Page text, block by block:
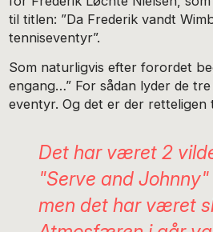
til titlen: ”Da Frederik vandt
tenniseventyr”.
Som naturligvis efter forordet
engang…” For sådan lyder de
eventyr. Og det er der retteligen
Det har været 2
"Serve and
men det har været